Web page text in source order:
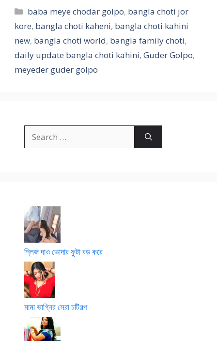
Categories
baba meye chodar golpo, bangla choti jor
kore, bangla choti kaheni, bangla choti kahini
new, bangla choti world, bangla family choti,
daily update bangla choti kahini, Guder Golpo,
meyeder guder golpo
for:
প্লিজ দাও ভোদার ফুটা বড় করে
মামা ভাগ্নির সেরা চটিগল্প